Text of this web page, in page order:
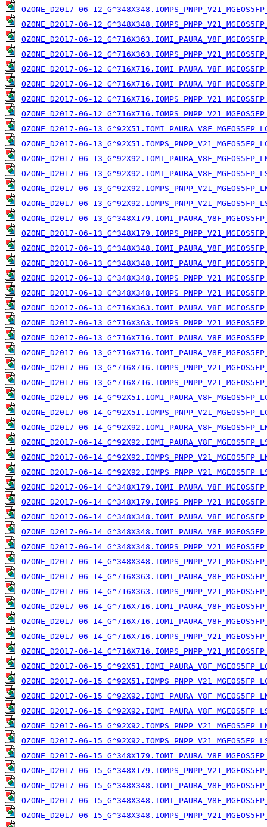
OZONE_D2017-06-
OZONE_D2017-06-
OZONE_D2017-06-
OZONE_D2017-06-
OZONE_D2017-06-
OZONE_D2017-06-
OZONE_D2017-06-
OZONE_D2017-06-
OZONE_D2017-06-
OZONE_D2017-06-
OZONE_D2017-06-
OZONE_D2017-06-
OZONE_D2017-06-
OZONE_D2017-06-
OZONE_D2017-06-
OZONE_D2017-06-
OZONE_D2017-06-
OZONE_D2017-06-
OZONE_D2017-06-
OZONE_D2017-06-
OZONE_D2017-06-
OZONE_D2017-06-
OZONE_D2017-06-
OZONE_D2017-06-
OZONE_D2017-06-
OZONE_D2017-06-
OZONE_D2017-06-
OZONE_D2017-06-
OZONE_D2017-06-
OZONE_D2017-06-
OZONE_D2017-06-
OZONE_D2017-06-
OZONE_D2017-06-
OZONE_D2017-06-
OZONE_D2017-06-
OZONE_D2017-06-
OZONE_D2017-06-
OZONE_D2017-06-
OZONE_D2017-06-
OZONE_D2017-06-
OZONE_D2017-06-
OZONE_D2017-06-
OZONE_D2017-06-
OZONE_D2017-06-
OZONE_D2017-06-
OZONE_D2017-06-
OZONE_D2017-06-
OZONE_D2017-06-
OZONE_D2017-06-
OZONE_D2017-06-
OZONE_D2017-06-
OZONE_D2017-06-
OZONE_D2017-06-
OZONE_D2017-06-
OZONE_D2017-06-